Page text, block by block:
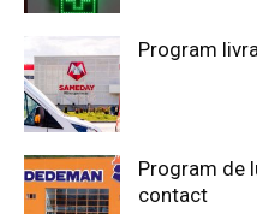
Program
Program de
contact